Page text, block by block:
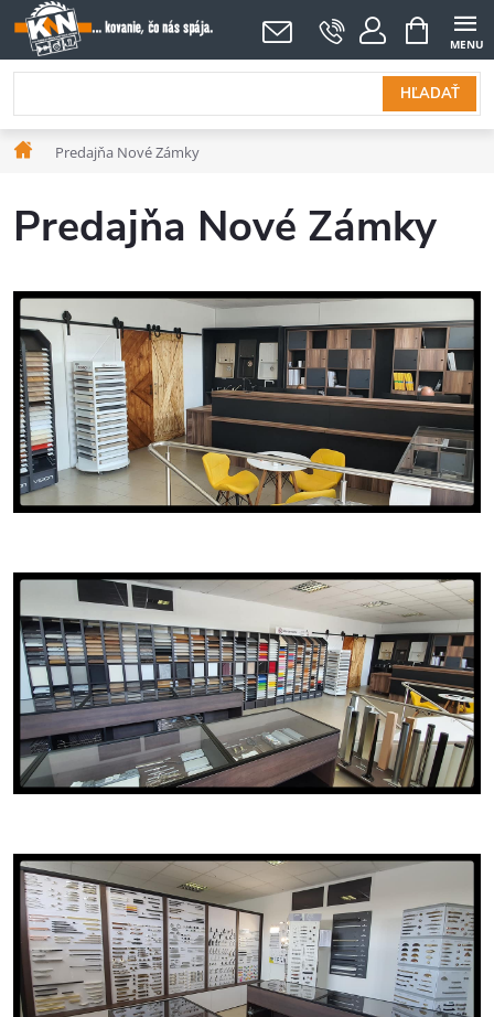
Prejsť
na
obsah
HĽADAŤ
NÁKUPNÝ
KOŠÍK
Domov
Predajňa Nové Zámky
Predajňa Nové Zámky